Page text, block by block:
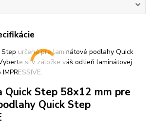
určená pre laminátové podlahy Quick
si v záložke váš odtieň laminátovej
Quick Step 58x12 mm pre
Quick Step